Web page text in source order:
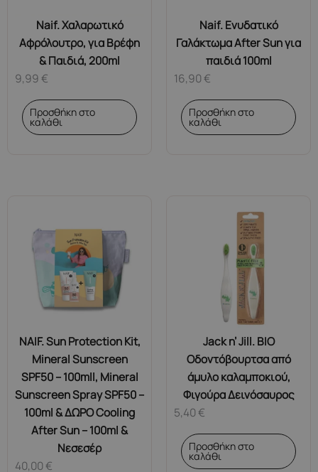
Naif. Χαλαρωτικό
Αφρόλουτρο, για Βρέφη
& Παιδιά, 200ml
9,99€
Προσθήκη στο
καλάθι
Naif. Ενυδατικό
Γαλάκτωμα After Sun για
παιδιά 100ml
16,90€
Προσθήκη στο
καλάθι
NAIF. Sun Protection Kit,
Mineral Sunscreen
SPF50 – 100mll, Mineral
Sunscreen Spray SPF50 –
100ml & ΔΩΡΟ Cooling
After Sun – 100ml &
Νεσεσέρ
40,00€
Jack n’ Jill. ΒΙΟ
Οδοντόβουρτσα από
άμυλο καλαμποκιού,
Φιγούρα Δεινόσαυρος
5,40€
Προσθήκη στο
καλάθι